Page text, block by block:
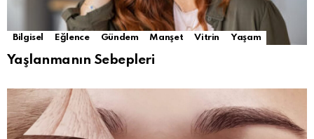
Bilgisel Eğlence Gündem Manşet Vitrin Yaşam
Yaşlanmanın Sebepleri